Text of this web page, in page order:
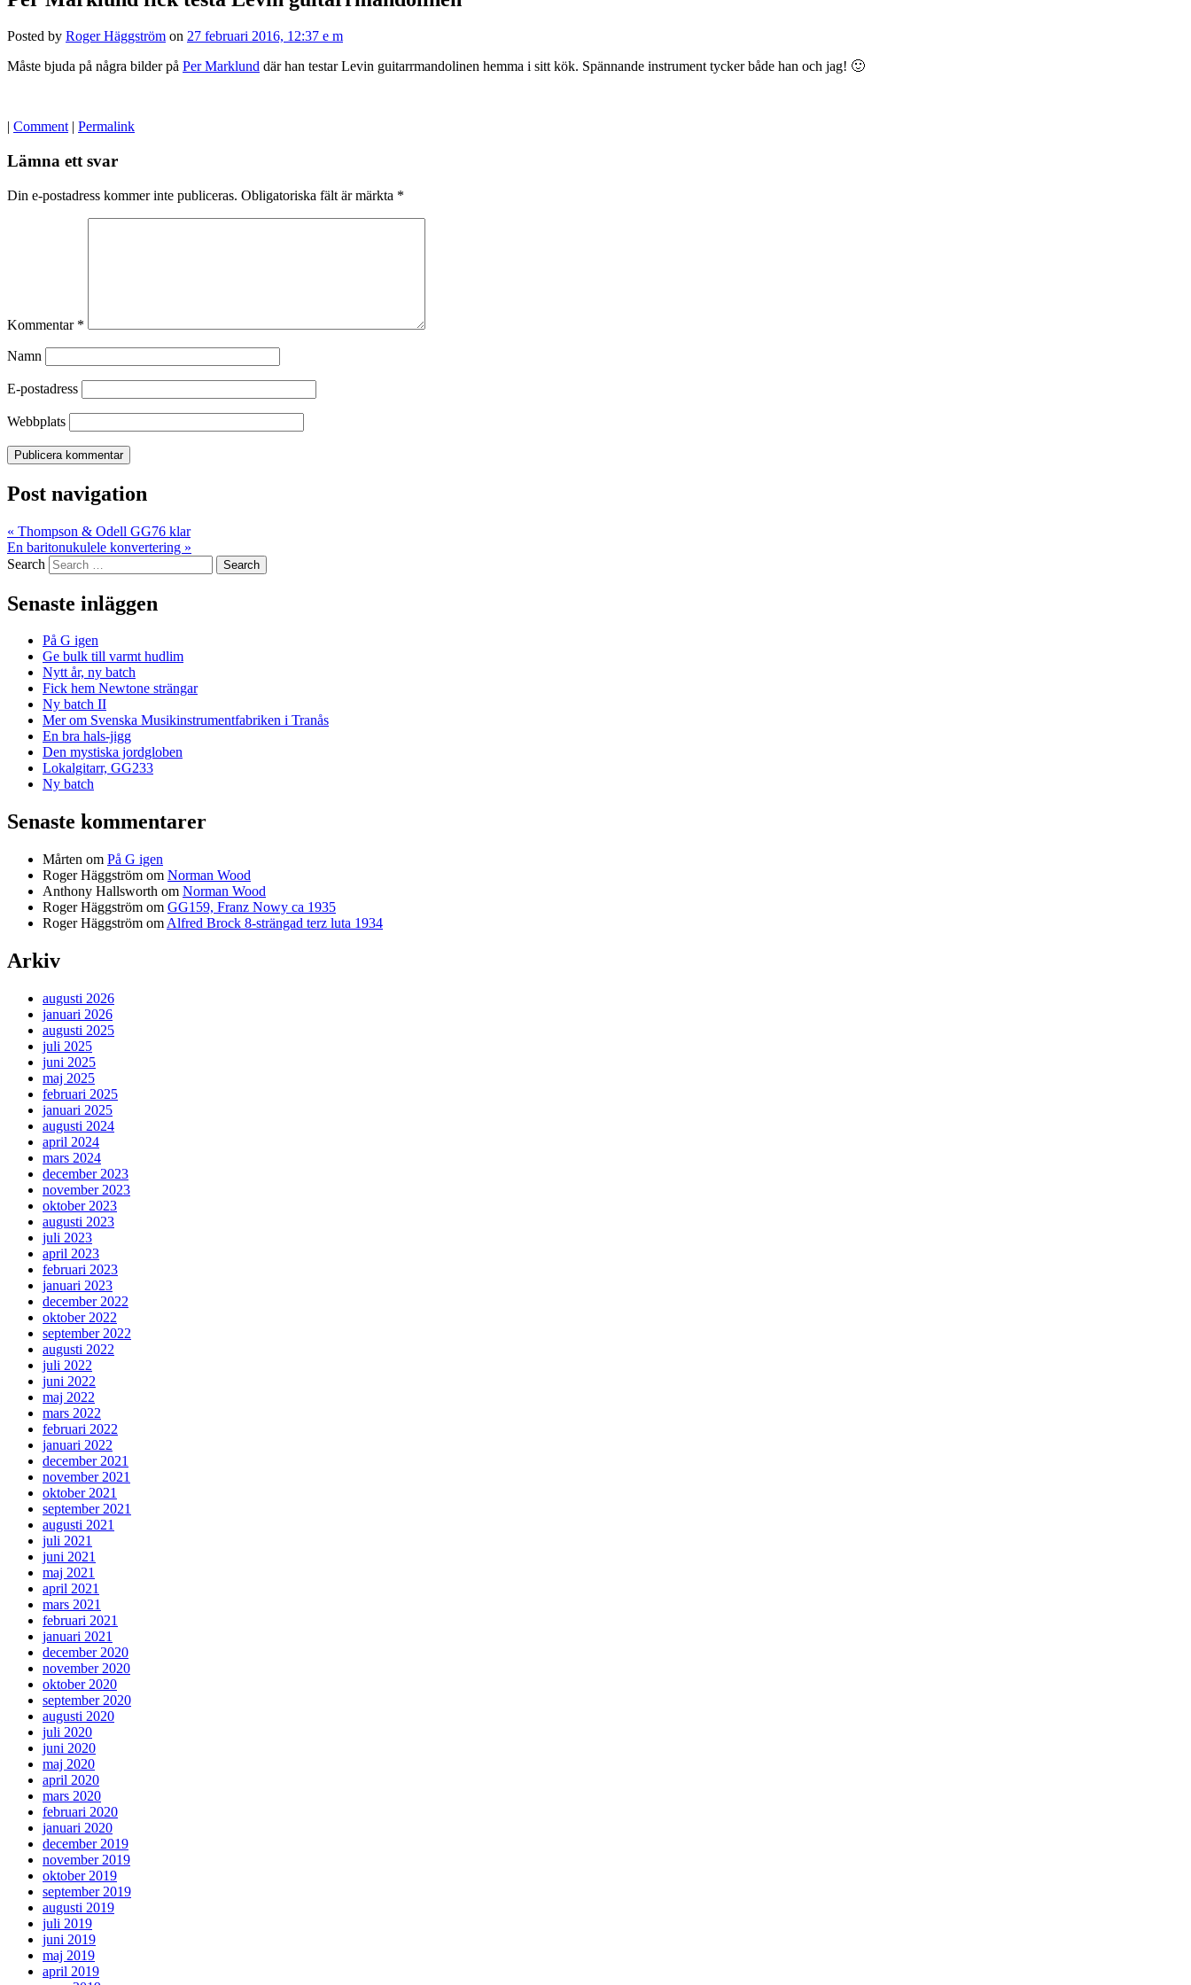
Posted by Roger Häggström on 27 februari 2016, 12:37 e m
Måste bjuda på några bilder på Per Marklund där han testar Levin guitarrmandolinen hemma i sitt kök. Spännande instrument tycker både han och jag! 🙂
| Comment | Permalink
Lämna ett svar
Din e-postadress kommer inte publiceras. Obligatoriska fält är märkta *
Kommentar *
Namn
E-postadress
Webbplats
Post navigation
« Thompson & Odell GG76 klar
En baritonukulele konvertering »
Search
Senaste inläggen
På G igen
Ge bulk till varmt hudlim
Nytt år, ny batch
Fick hem Newtone strängar
Ny batch II
Mer om Svenska Musikinstrumentfabriken i Tranås
En bra hals-jigg
Den mystiska jordgloben
Lokalgitarr, GG233
Ny batch
Senaste kommentarer
Mårten om På G igen
Roger Häggström om Norman Wood
Anthony Hallsworth om Norman Wood
Roger Häggström om GG159, Franz Nowy ca 1935
Roger Häggström om Alfred Brock 8-strängad terz luta 1934
Arkiv
augusti 2026
januari 2026
augusti 2025
juli 2025
juni 2025
maj 2025
februari 2025
januari 2025
augusti 2024
april 2024
mars 2024
december 2023
november 2023
oktober 2023
augusti 2023
juli 2023
april 2023
februari 2023
januari 2023
december 2022
oktober 2022
september 2022
augusti 2022
juli 2022
juni 2022
maj 2022
mars 2022
februari 2022
januari 2022
december 2021
november 2021
oktober 2021
september 2021
augusti 2021
juli 2021
juni 2021
maj 2021
april 2021
mars 2021
februari 2021
januari 2021
december 2020
november 2020
oktober 2020
september 2020
augusti 2020
juli 2020
juni 2020
maj 2020
april 2020
mars 2020
februari 2020
januari 2020
december 2019
november 2019
oktober 2019
september 2019
augusti 2019
juli 2019
juni 2019
maj 2019
april 2019